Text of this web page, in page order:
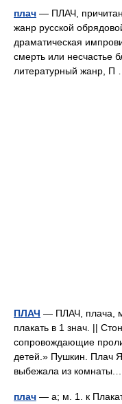
плач — ПЛАЧ,
жанр русской
драматическая
смерть или несчастье
литературный жанр,
ПЛАЧ — ПЛАЧ, плача,
плакать в 1 знач. ||
сопровождающие
детей.» Пушкин. Плач
выбежала из
плач — а; м. 1. к